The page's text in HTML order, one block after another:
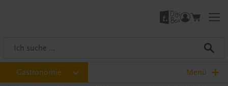
Gastronomie Menü